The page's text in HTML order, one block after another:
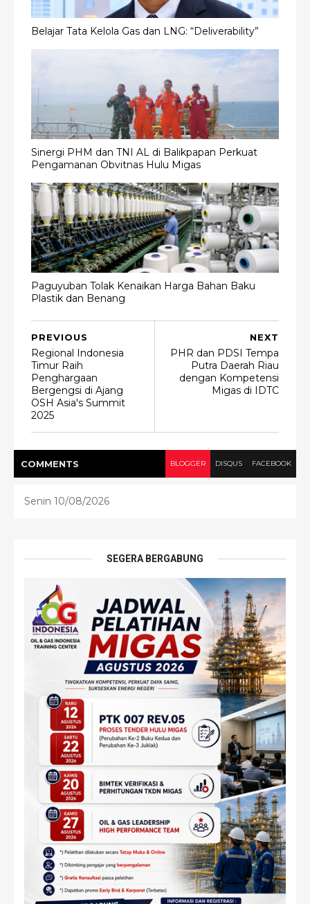
Belajar Tata Kelola Gas dan LNG: “Deliverability”
Sinergi PHM dan TNI AL di Balikpapan Perkuat
Pengamanan Obvitnas Hulu Migas
Paguyuban Tolak Kenaikan Harga Bahan Baku
Plastik dan Benang
NEXT
PHR dan PDSI Tempa
Putra Daerah Riau
dengan Kompetensi
Migas di IDTC
PREVIOUS
Regional Indonesia
Timur Raih
Penghargaan
Bergengsi di Ajang
OSH Asia's Summit
2025
COMMENTS BLOGGER DISQUS FACEBOOK
Senin 10/08/2026
SEGERA BERGABUNG